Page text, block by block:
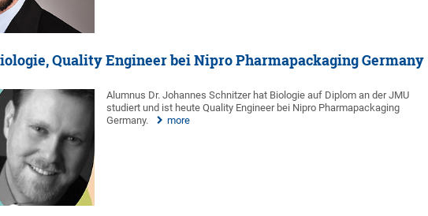
Quality Engineer bei Nipro Pharmapackaging Germany
Alumnus Dr. Johannes Schnitzer hat Biologie auf Diplom an der JMU
studiert und ist heute Quality Engineer bei Nipro Pharmapackaging
Germany.
more